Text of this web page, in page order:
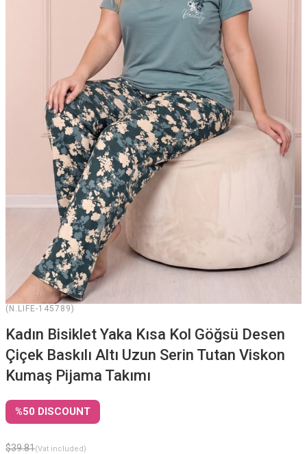
Kadın Bisiklet Yaka Kısa Kol Göğsü Desen
Çiçek Baskılı Altı Uzun Serin Tutan Viskon
Kumaş Pijama Takımı
(N.LIFE-145789)
%50 DISCOUNT
$39.81(Vat included)